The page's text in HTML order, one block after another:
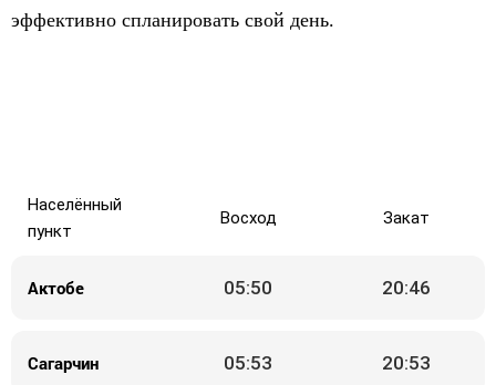
эффективно спланировать свой день.
Населённый
пункт
Восход Закат
Актобе 05:50 20:46
Сагарчин 05:53 20:53